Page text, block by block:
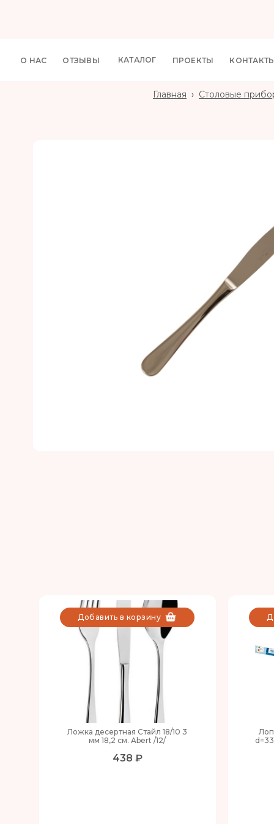
О НАС ОТЗЫВЫ КАТАЛОГ ПРОЕКТЫ
Главная › Столовые
Ложка десертная Стайл 18/10 3
мм 18,2 см. Abert /12/
438 ₽
Добавить в корзину